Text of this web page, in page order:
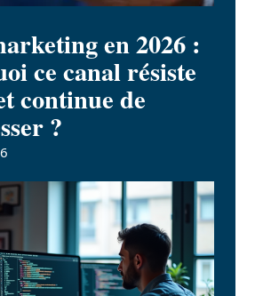
en 2026 :
ce canal résiste
continue de
?